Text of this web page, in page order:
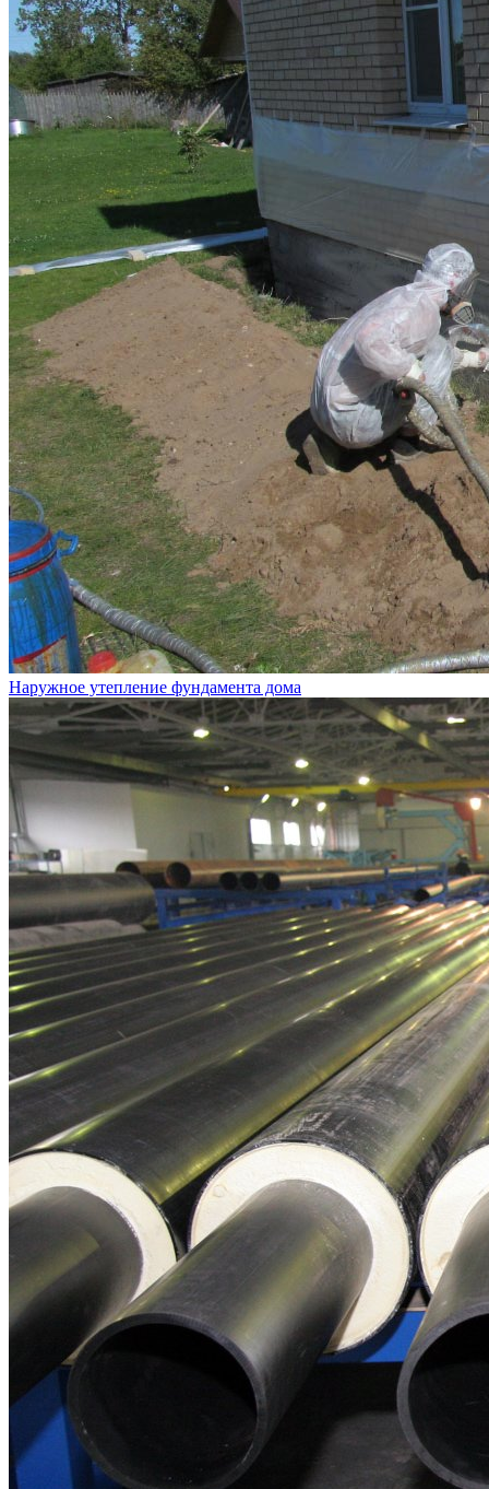
Наружное утепление фундамента дома